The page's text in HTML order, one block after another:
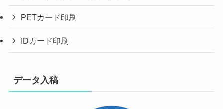
PETカード印刷
IDカード印刷
データ入稿